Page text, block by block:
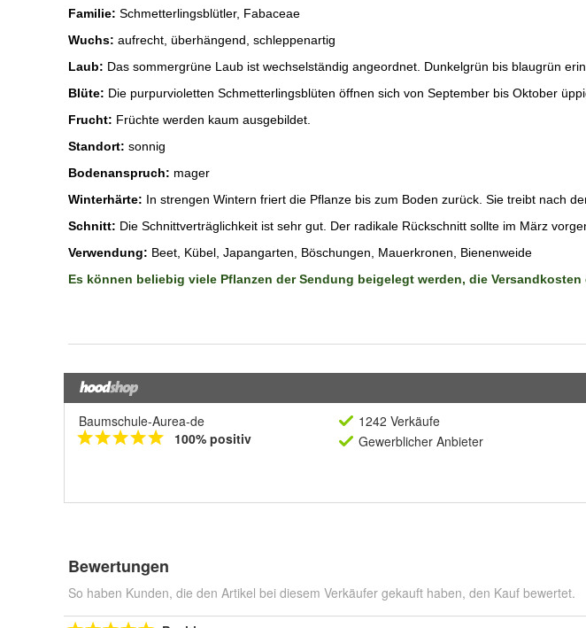
Baumschule-Aurea-de
100% positiv
1242 Verkäufe
Gewerblicher Anbieter
Bewertungen
So haben Kunden, die den Artikel bei diesem Verkäufer gekauft haben, den Kauf bewertet.